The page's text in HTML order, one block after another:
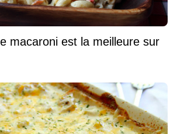
macaroni est la meilleure sur